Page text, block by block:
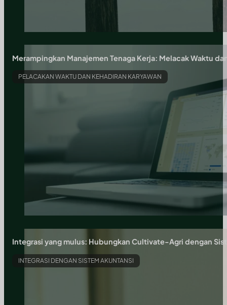
Merampingkan Manajemen Tenaga Kerja: Melacak Waktu
PELACAKAN WAKTU DAN KEHADIRAN KARYAWAN
Integrasi yang mulus: Hubungkan Cultivate-Agri dengan
INTEGRASI DENGAN SISTEM AKUNTANSI